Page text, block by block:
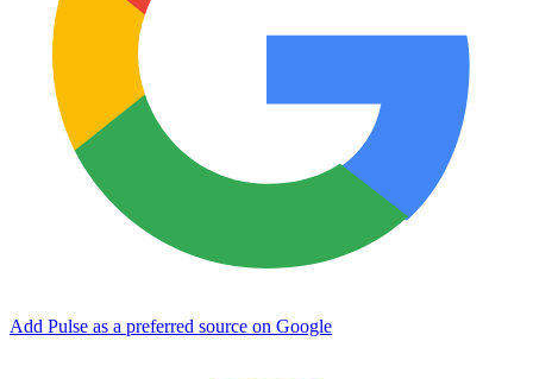
Add Pulse as a preferred source on Google